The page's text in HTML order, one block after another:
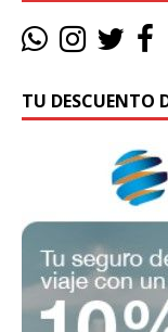
TU DESCUENTO